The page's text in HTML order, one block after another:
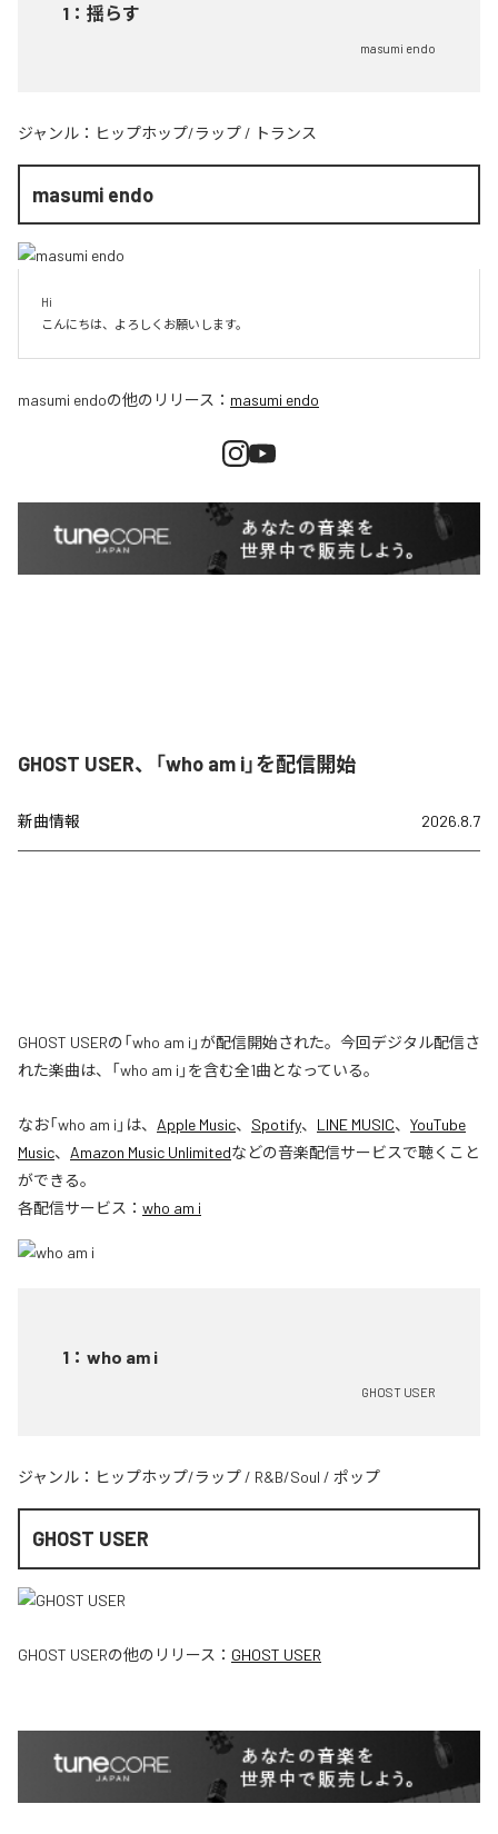
1 ： 揺らす
masumi endo
ジャンル： ヒップホップ/ラップ / トランス
masumi endo
Hi
こんにちは、よろしくお願いします。
masumi endoの他のリリース： masumi endo
GHOST USER、「who am i」を配信開始
新曲情報 2026.8.7
GHOST USERの「who am i」が配信開始された。今回デジタル配信さ
れた楽曲は、「who am i」を含む全1曲となっている。
なお「who am i 」は、 Apple Music、 Spotify、 LINE MUSIC、 YouTube
Music、 Amazon Music Unlimitedなどの音楽配信サービスで聴くこと
ができる。
各配信サービス： who am i
1 ： who am i
GHOST USER
ジャンル： ヒップホップ/ラップ / R&B/Soul / ポップ
GHOST USER
GHOST USERの他のリリース： GHOST USER